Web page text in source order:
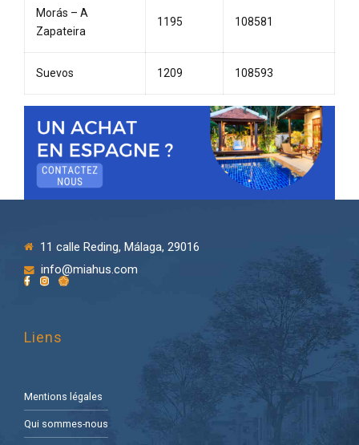
Morás – A
Zapateira
1195 108581
Suevos 1209 108593
11 calle Reding, Málaga, 29016
info@miahus.com
Liens
Mentions légales
Qui sommes-nous